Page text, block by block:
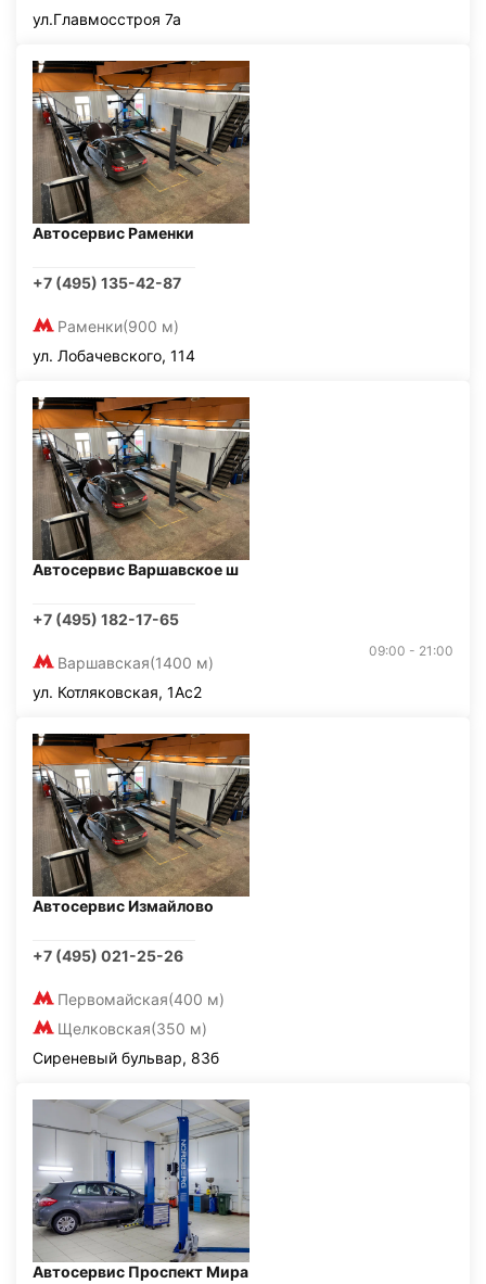
ул.Главмосстроя 7а
Автосервис Раменки
+7 (495) 135-42-87
Раменки(900 м)
ул. Лобачевского, 114
Автосервис Варшавское ш
+7 (495) 182-17-65
Варшавская(1400 м)
09:00 - 21:00
ул. Котляковская, 1Ас2
Автосервис Измайлово
+7 (495) 021-25-26
Первомайская(400 м)
Щелковская(350 м)
Сиреневый бульвар, 83б
Автосервис Проспект Мира